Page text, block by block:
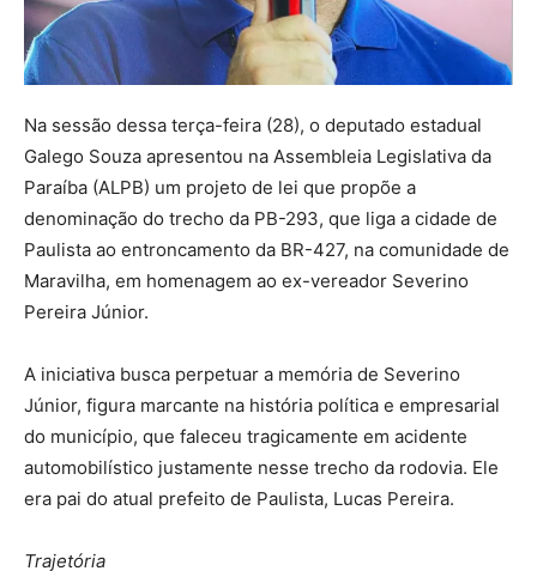
Na sessão dessa terça-feira (28), o deputado estadual
Galego Souza apresentou na Assembleia Legislativa da
Paraíba (ALPB) um projeto de lei que propõe a
denominação do trecho da PB-293, que liga a cidade de
Paulista ao entroncamento da BR-427, na comunidade de
Maravilha, em homenagem ao ex-vereador Severino
Pereira Júnior.
A iniciativa busca perpetuar a memória de Severino
Júnior, figura marcante na história política e empresarial
do município, que faleceu tragicamente em acidente
automobilístico justamente nesse trecho da rodovia. Ele
era pai do atual prefeito de Paulista, Lucas Pereira.
Trajetória